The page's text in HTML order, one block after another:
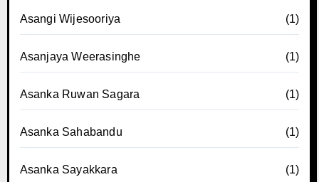
Asangi Wijesooriya (1)
Asanjaya Weerasinghe (1)
Asanka Ruwan Sagara (1)
Asanka Sahabandu (1)
Asanka Sayakkara (1)